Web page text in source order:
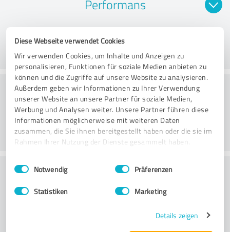
Diese Webseite verwendet Cookies
Wir verwenden Cookies, um Inhalte und Anzeigen zu
personalisieren, Funktionen für soziale Medien anbieten zu
können und die Zugriffe auf unsere Website zu analysieren.
Außerdem geben wir Informationen zu Ihrer Verwendung
unserer Website an unsere Partner für soziale Medien,
Werbung und Analysen weiter. Unsere Partner führen diese
Informationen möglicherweise mit weiteren Daten
zusammen, die Sie ihnen bereitgestellt haben oder die sie im
Rahmen Ihrer Nutzung der Dienste gesammelt haben.
Impressum Datenschutzbestimmungen
Einwilligungsauswahl
Notwendig Präferenzen
Statistiken Marketing
Details zeigen
Performans
Danışmanlık
Müşteri Hizmetleri